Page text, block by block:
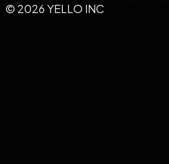
© 2026 YELLO INC